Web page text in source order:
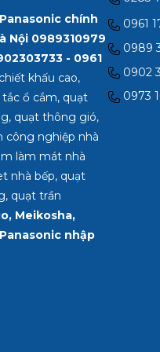
chính
Nội 0989310979
- 0961
khấu cao,
ổ cắm, quạt
quạt thông gió,
công nghiệp nhà
làm mát nhà
nhà bếp, quạt
quạt trần
Meikosha,
Panasonic nhập
0961
0989
0902
0973